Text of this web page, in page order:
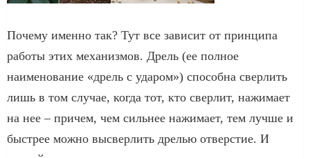
Почему именно так? Тут все зависит от принципа
работы этих механизмов. Дрель (ее полное
наименование «дрель с ударом») способна сверлить
лишь в том случае, когда тот, кто сверлит, нажимает
на нее – причем, чем сильнее нажимает, тем лучше и
быстрее можно высверлить дрелью отверстие. И